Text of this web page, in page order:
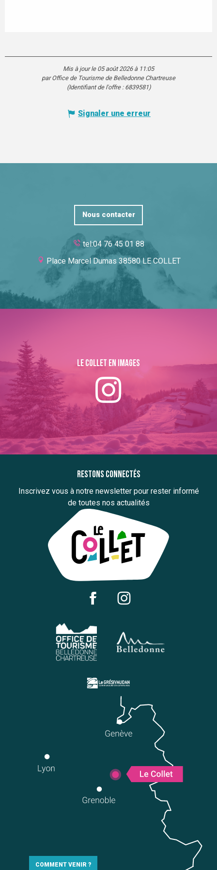
Mis à jour le 05 août 2026 à 11:05
par Office de Tourisme de Belledonne Chartreuse
(Identifiant de l'offre : 6839581)
Signaler une erreur
Nous contacter
tel:04 76 45 01 88
Place Marcel Dumas 38580 LE COLLET
Le collet en images
Restons connectés
Inscrivez vous à notre newsletter pour rester informé
de toutes nos actualités
COMMENT VENIR ?